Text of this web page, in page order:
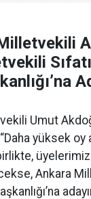
Umut
yüksek oy
Ankara